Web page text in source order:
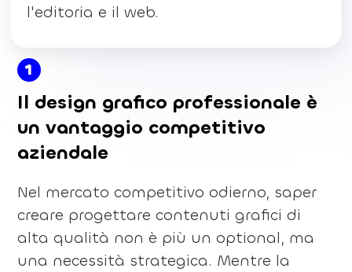
l'editoria e il web.
1
Il design grafico professionale è
un vantaggio competitivo
aziendale
Nel mercato competitivo odierno, saper
creare progettare contenuti grafici di
alta qualità non è più un optional, ma
una necessità strategica. Mentre la